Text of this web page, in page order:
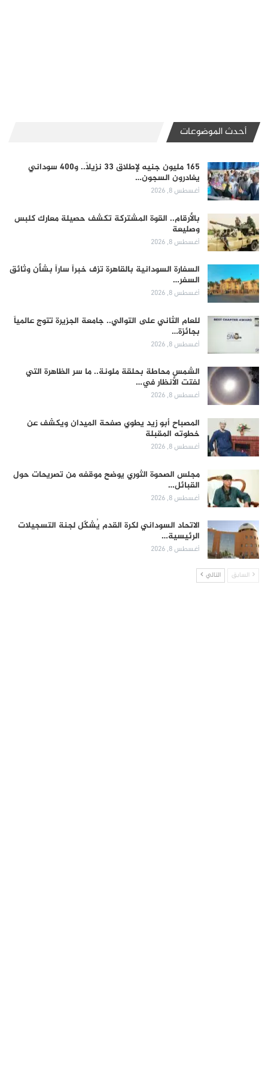
أحدث الموضوعات
165 مليون جنيه لإطلاق 33 نزيلاً.. و400 سوداني
يغادرون السجون…
أغسطس 8, 2026
بالأرقام.. القوة المشتركة تكشف حصيلة معارك كلبس
وصليعة
أغسطس 8, 2026
السفارة السودانية بالقاهرة تزف خبراً ساراً بشأن وثائق
السفر…
أغسطس 8, 2026
للعام الثاني على التوالي.. جامعة الجزيرة تتوج عالمياً
بجائزة…
أغسطس 8, 2026
الشمس محاطة بحلقة ملونة.. ما سر الظاهرة التي
لفتت الأنظار في…
أغسطس 8, 2026
المصباح أبو زيد يطوي صفحة الميدان ويكشف عن
خطوته المقبلة
أغسطس 8, 2026
مجلس الصحوة الثوري يوضح موقفه من تصريحات حول
القبائل…
أغسطس 8, 2026
الاتحاد السوداني لكرة القدم يُشكّل لجنة التسجيلات
الرئيسية…
أغسطس 8, 2026
السابق التالي